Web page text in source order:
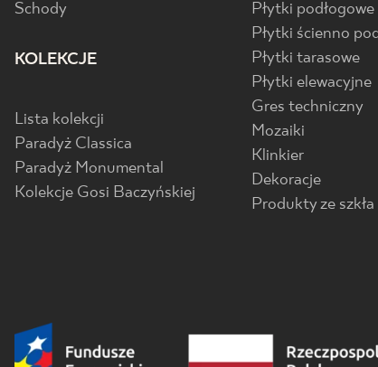
Schody
KOLEKCJE
Lista kolekcji
Paradyż Classica
Paradyż Monumental
Kolekcje Gosi Baczyńskiej
Płytki podłogowe
Płytki ścienno
Płytki tarasowe
Płytki elewacyjne
Gres techniczny
Mozaiki
Klinkier
Dekoracje
Produkty ze szkła